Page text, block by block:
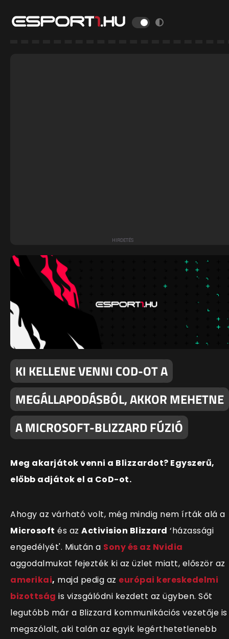
KI KELLENE VENNI COD-OT A
MEGÁLLAPODÁSBÓL, AKKOR MEHETNE
A MICROSOFT-BLIZZARD FÚZIÓ
Meg akarjátok venni a Blizzardot? Egyszerű,
előbb adjátok el a CoD-ot.
Ahogy az várható volt, még mindig nem írták alá a
Microsoft és az Activision Blizzard ‘házassági
engedélyét'. Miután a Sony és az Nvidia
aggodalmukat fejezték ki az üzlet miatt, először az
amerikai, majd pedig az európai kereskedelmi
bizottság is vizsgálódni kezdett az ügyben. Sőt
legutóbb már a Blizzard kommunikációs vezetője is
megszólalt, aki talán az egyik legérthetetlenebb